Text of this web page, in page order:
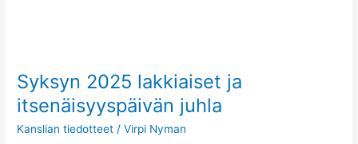
Syksyn 2025 lakkiaiset ja
itsenäisyyspäivän juhla
Kanslian tiedotteet /Virpi Nyman
lakkiaiset
ja
itsenäisyyspäivän
juhla